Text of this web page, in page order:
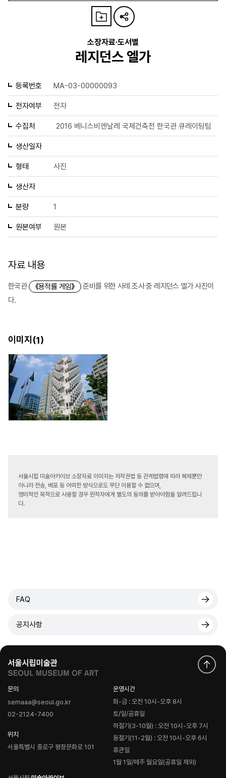
소장자료·도서별
레지던스 엘가
등록번호 MA-03-00000093
전자여부 전자
수집처 2016 베니스비엔날레 국제건축전 한국관 큐레이팅팀
생산일자
형태 사진
생산자
분량 1
원본여부 원본
자료 내용
한국관 《용적률 게임》
준비를 위한 사례 조사 중 레지던스 엘가 사진이
다.
이미지(1)
서울시립 미술아카이브 소장자료 이미지는 저작권법 등 관계법령에 따라 복제뿐만
아니라 전송, 배포 등 어떠한 방식으로도 무단 이용할 수 없으며,
영리적인 목적으로 사용할 경우 원작자에게 별도의 동의를 받아야함을 알려드립니
다.
FAQ
공지사항
문의
semaaa@seoul.go.kr
02-2124-7400
위치
서울특별시 종로구 평창문화로 101
운영시간
화-금 : 오전 10시-오후 8시
토/일/공휴일
하절기(3-10월) : 오전 10시-오후 7시
동절기(11-2월) : 오전 10시-오후 6시
휴관일
1월 1일/매주 월요일(공휴일 제외)
로